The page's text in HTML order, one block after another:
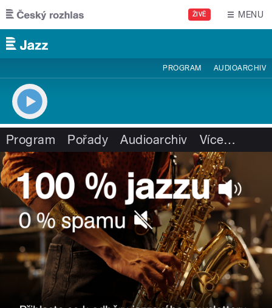
Přejít k hlavnímu obsahu
ŽIVĚ MENU
PROGRAM AUDIOARCHIV
Program Pořady Audioarchiv Více…